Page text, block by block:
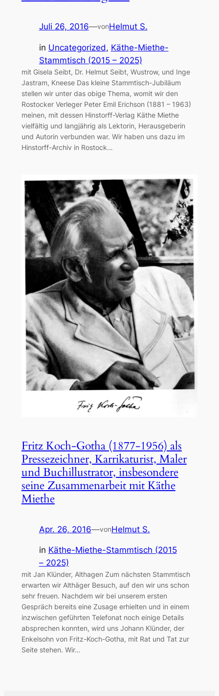
Juli 26, 2016—vonHelmut S.
in Uncategorized, Käthe-Miethe-
Stammtisch (2015 – 2025)
mit Gisela Seibt, Dr. Helmut Seibt, Wustrow, und Inge
Jastram, Kneese Das kleine Stammtisch-Jubiläum
stellen wir unter das obige Thema, womit wir den
Rostocker Verleger Peter Emil Erichson (1881 – 1963)
meinen, mit dessen Hinstorff-Verlag Käthe Miethe
vielfältig und langjährig als Lektorin, Herausgeberin
und Autorin verbunden war. Wir haben uns dazu im
Hinstorff-Archiv in Rostock…
Fritz Koch-Gotha (1877-1956) als
Pressezeichner, Karrikaturist, Maler
und Buchillustrator, insbesondere
seine Zusammenarbeit mit Käthe
Miethe
Apr. 26, 2016—vonHelmut S.
in Käthe-Miethe-Stammtisch (2015
– 2025)
mit Jan Klünder, Althagen Zum nächsten Stammtisch
erwarten wir Althäger Besuch, auf den wir uns schon
sehr freuen. Nachdem wir bei unserem ersten
Gespräch bereits eine Zusage erhielten und in einem
inzwischen geführten Telefonat noch einige Details
absprechen konnten, wird uns Johann Klünder, der
Enkelsohn von Fritz-Koch-Gotha, mit Rat und Tat zur
Seite stehen. Wir…